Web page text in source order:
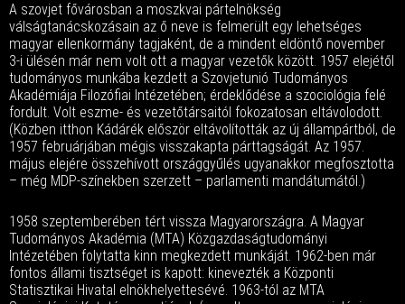
A szovjet fővárosban a moszkvai pártelnökség
válságtanácskozásain az ő neve is felmerült egy lehetséges
magyar ellenkormány tagjaként, de a mindent eldöntő november
3-i ülésén már nem volt ott a magyar vezetők között. 1957 elejétől
tudományos munkába kezdett a Szovjetunió Tudományos
Akadémiája Filozófiai Intézetében; érdeklődése a szociológia felé
fordult. Volt eszme- és vezetőtársaitól fokozatosan eltávolodott.
(Közben itthon Kádárék először eltávolították az új állampártból, de
1957 februárjában mégis visszakapta párttagságát. Az 1957.
május elejére összehívott országgyűlés ugyanakkor megfosztotta
– még MDP-színekben szerzett – parlamenti mandátumától.)
1958 szeptemberében tért vissza Magyarországra. A Magyar
Tudományos Akadémia (MTA) Közgazdaságtudományi
Intézetében folytatta kinn megkezdett munkáját. 1962-ben már
fontos állami tisztséget is kapott: kinevezték a Központi
Statisztikai Hivatal elnökhelyettesévé. 1963-tól az MTA